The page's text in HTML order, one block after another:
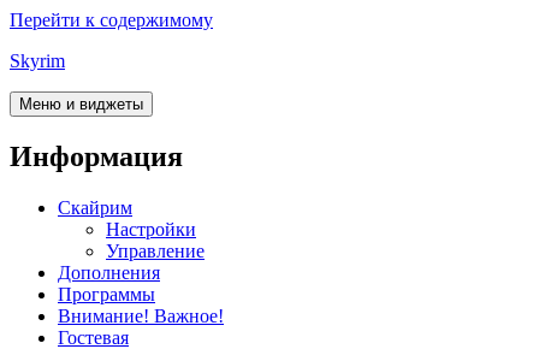
Перейти к содержимому
Skyrim
Меню и виджеты
Информация
Скайрим
Настройки
Управление
Дополнения
Программы
Внимание! Важное!
Гостевая